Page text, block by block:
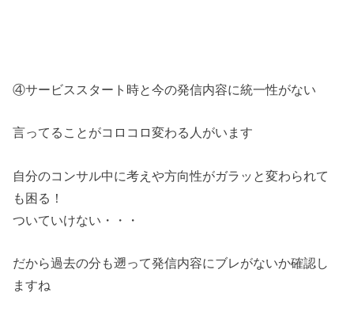
④サービススタート時と今の発信内容に統一性がない
言ってることがコロコロ変わる人がいます
自分のコンサル中に考えや方向性がガラッと変わられて
も困る！
ついていけない・・・
だから過去の分も遡って発信内容にブレがないか確認し
ますね